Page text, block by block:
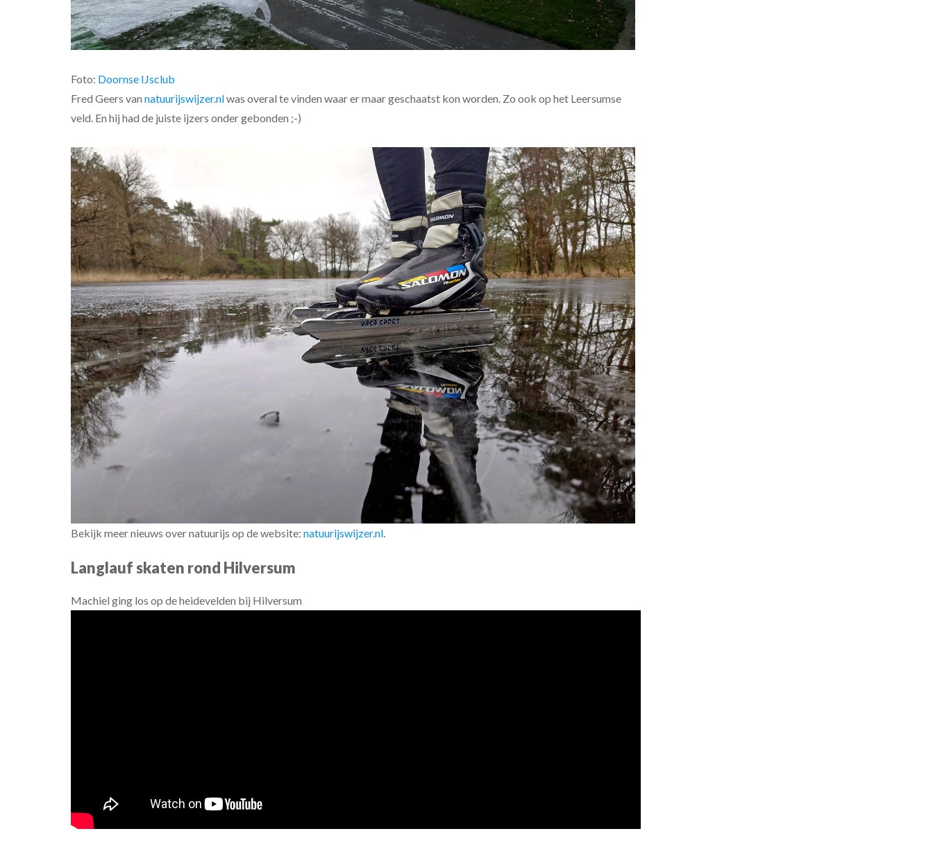
Foto: Doornse IJsclub
Fred Geers van natuurijswijzer.nlwas overal te vinden waar er maar geschaatst kon worden. Zo ook op het Leersumse
veld. En hij had de juiste ijzers onder gebonden ;-)
Bekijk meer nieuws over natuurijs op de website: natuurijswijzer.nl.
Langlauf skaten rond Hilversum
Machiel ging los op de heidevelden bij Hilversum